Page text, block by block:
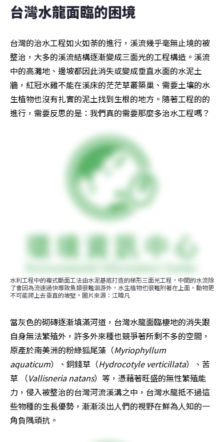
台灣水龍面臨的困境
台灣的治水工程如火如荼的進行，溪流幾乎毫無止境的被
整治，大多的溪流結構逐漸變成三面光的工程構造。溪流
中的高灘地、邊坡都因此消失或變成垂直水面的水泥土
牆，紅冠水雞不能在溪床的茫茫草叢築巢、需要土壤的水
生植物也沒有扎實的泥土找到生根的地方。隨著工程的的
進行，需要反思的是：我們真的需要那麼多治水工程嗎？
水利工程中的複式斷面工法由水泥基底打造的梯形三面光工程，中間的水流除
了會因為流速過快導致魚類很難洄游外，水生植物也很難附著在上面，動物更
不可能爬上去垂直的坡壁。圖片來源：江暐凡
當灰色的砌磚逐漸填滿河道，台灣水龍面臨棲地的消失跟
自身無法繁殖外，許多外來種也競爭著所剩不多的空間，
原產於南美洲的粉綠狐尾藻（Myriophyllum
aquaticum）、銅錢草（Hydrocotyle verticillata）、苦
草 （Vallisneria natans）等，憑藉著旺盛的無性繁殖能
力，侵入被整治的台灣河流溪溝之中，台灣水龍抵不過這
些物種的生長優勢，漸漸淡出人們的視野在鮮為人知的一
角負隅頑抗。